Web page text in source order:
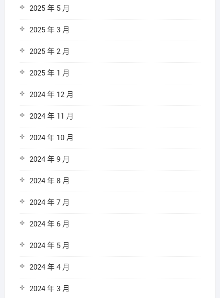
2025 年 5 月
2025 年 3 月
2025 年 2 月
2025 年 1 月
2024 年 12 月
2024 年 11 月
2024 年 10 月
2024 年 9 月
2024 年 8 月
2024 年 7 月
2024 年 6 月
2024 年 5 月
2024 年 4 月
2024 年 3 月